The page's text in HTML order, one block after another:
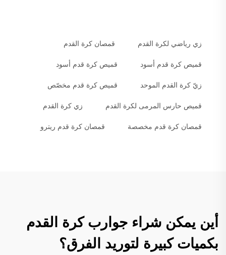
زي رياضي لكرة القدم قمصان كرة القدم
قميص كرة قدم أسود قميص كرة قدم أسود
زيّ كرة القدم الموحد قميص كرة قدم مخصّص
قميص حارس المرمى لكرة القدم زي كرة القدم
قمصان كرة قدم مخصصة قمصان كرة قدم ريترو
أين يمكن شراء جوارب كرة القدم
بكميات كبيرة لتوريد الفرق؟